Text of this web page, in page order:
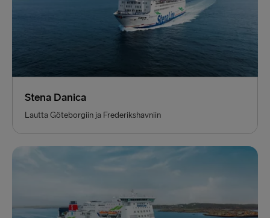
Stena Danica
Lautta Göteborgiin ja Frederikshavniin